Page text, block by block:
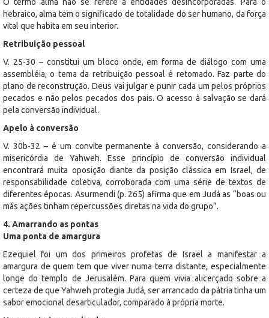
hebraico, alma tem o significado de totalidade do ser humano, da força
vital que habita em seu interior.
Retribuição pessoal
V. 25-30 – constitui um bloco onde, em forma de diálogo com uma
assembléia, o tema da retribuição pessoal é retomado. Faz parte do
plano de reconstrução. Deus vai julgar e punir cada um pelos próprios
pecados e não pelos pecados dos pais. O acesso à salvação se dará
pela conversão individual.
Apelo à conversão
V. 30b-32 – é um convite permanente à conversão, considerando a
misericórdia de Yahweh. Esse princípio de conversão individual
encontrará muita oposição diante da posição clássica em Israel, de
responsabilidade coletiva, corroborada com uma série de textos de
diferentes épocas. Asurmendi (p. 265) afirma que em Judá as “boas ou
más ações tinham repercussões diretas na vida do grupo”.
4. Amarrando as pontas
Uma ponta de amargura
Ezequiel foi um dos primeiros profetas de Israel a manifestar a
amargura de quem tem que viver numa terra distante, especialmente
longe do templo de Jerusalém. Para quem vivia alicerçado sobre a
certeza de que Yahweh protegia Judá, ser arrancado da pátria tinha um
sabor emocional desarticulador, comparado à própria morte.